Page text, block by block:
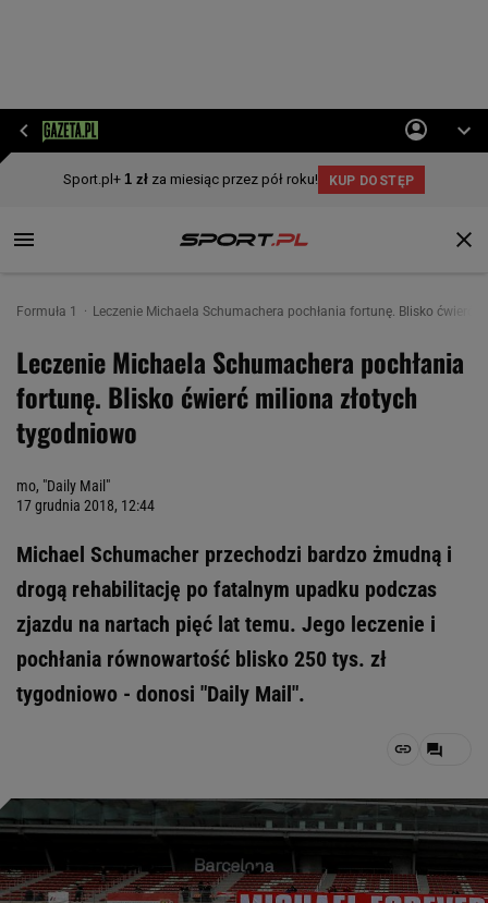
Formuła 1 Leczenie Michaela Schumachera pochłania fortunę. Blisko ćwierć
Leczenie Michaela Schumachera pochłania
fortunę. Blisko ćwierć miliona złotych
tygodniowo
mo, "Daily Mail"
17 grudnia 2018, 12:44
Michael Schumacher przechodzi bardzo żmudną i
drogą rehabilitację po fatalnym upadku podczas
zjazdu na nartach pięć lat temu. Jego leczenie i
pochłania równowartość blisko 250 tys. zł
tygodniowo - donosi "Daily Mail".